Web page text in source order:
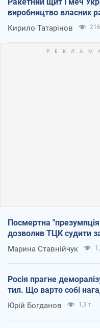
виробництво власних
Кирило Татарінов 216
Посмертна "презумпція
дозволив ТЦК судити
Марина Ставнійчук
Росія прагне
тил. Що варто собі
Юрій Богданов 1,3 т.